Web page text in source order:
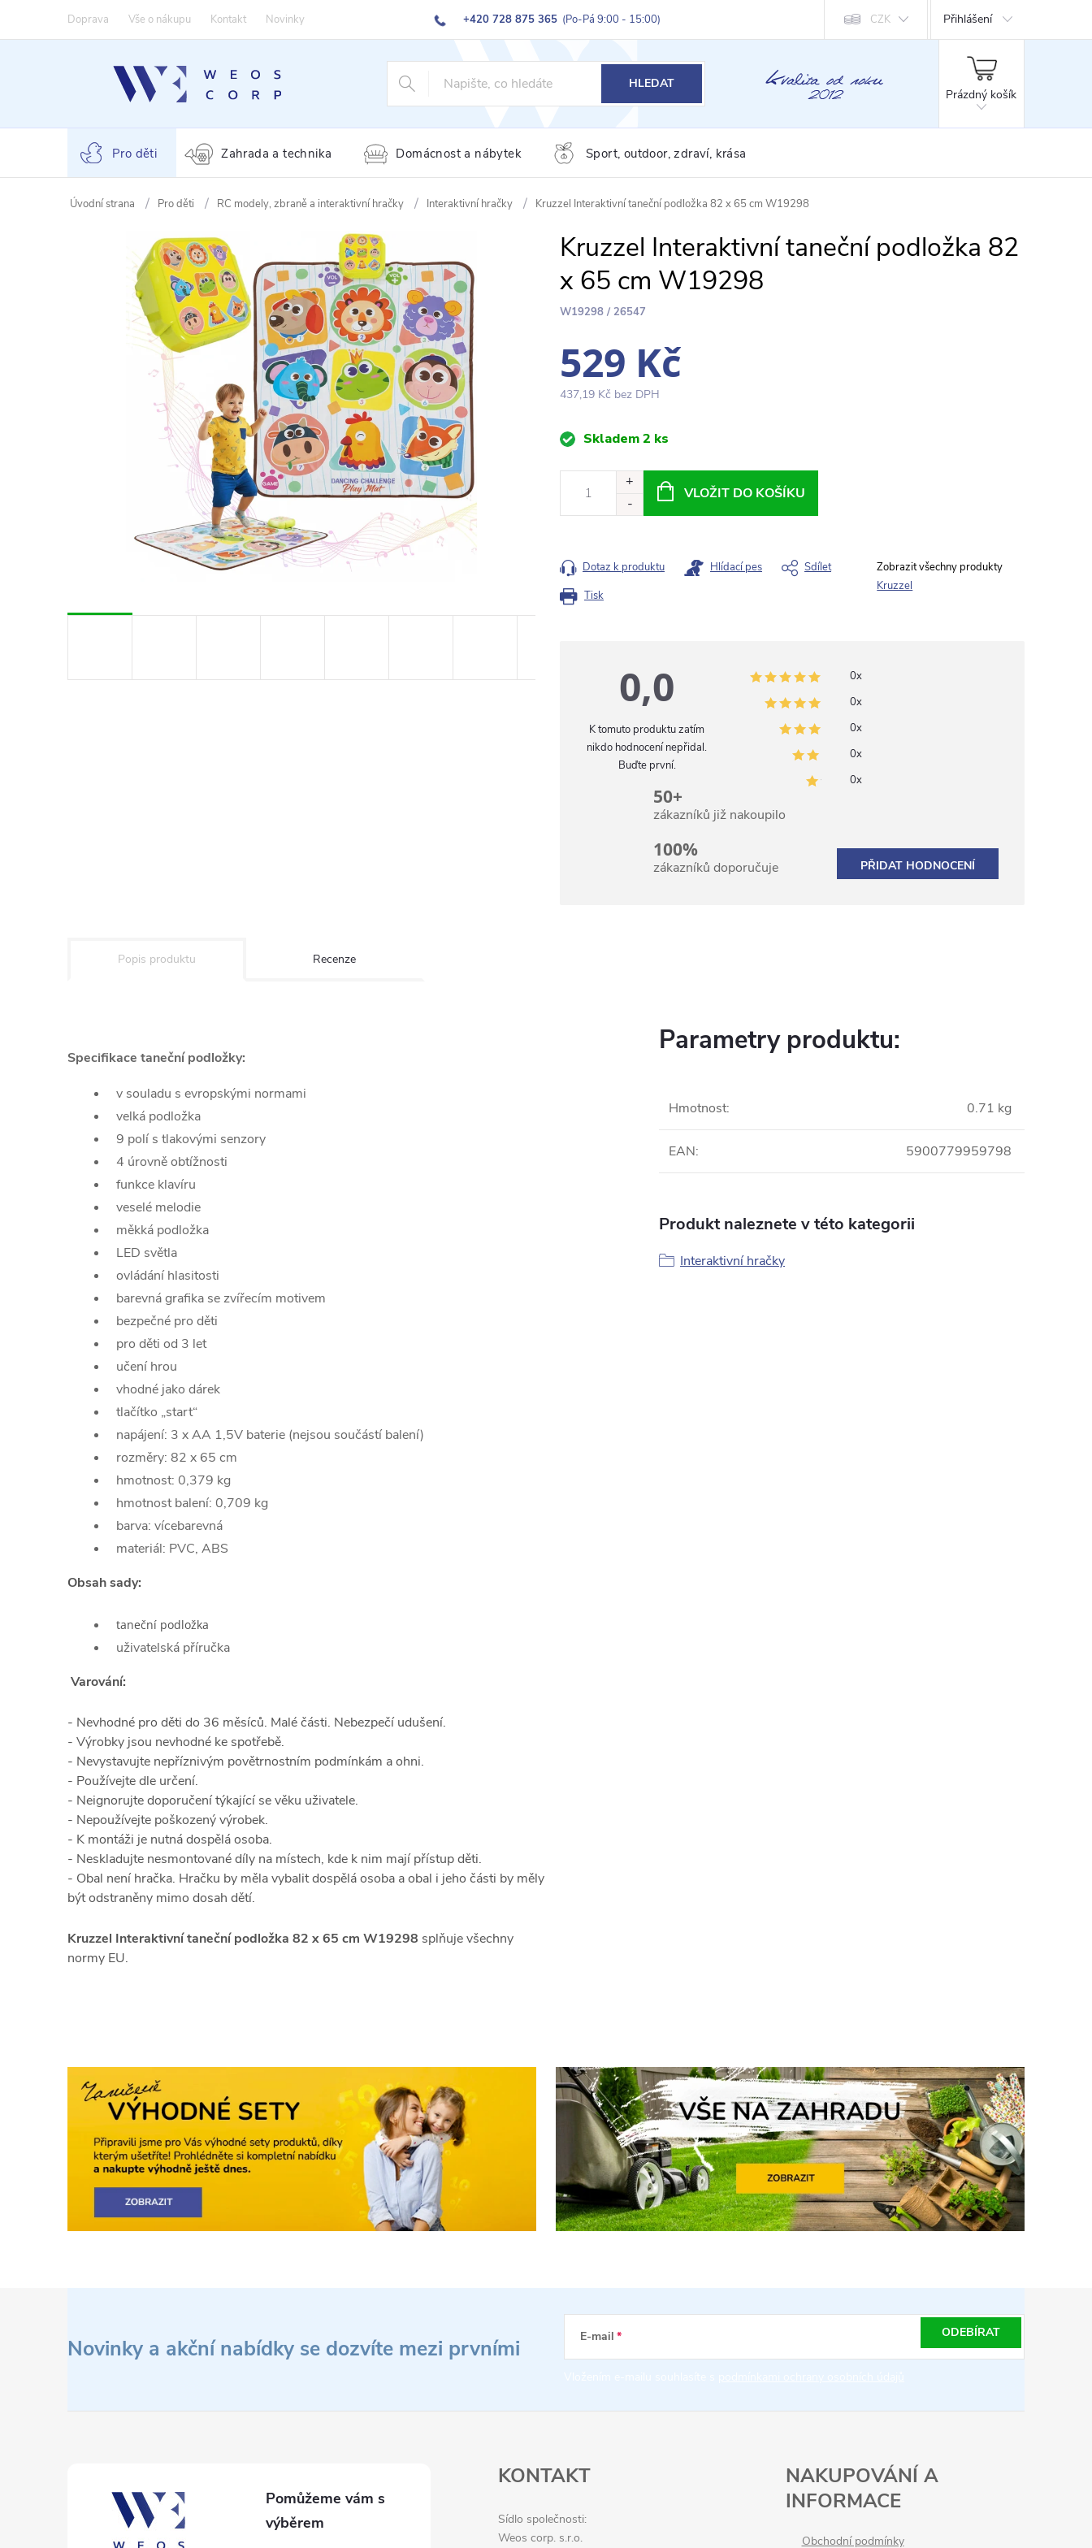
+420 728 875 365 (Po-Pá 9:00 - 15:00)
Doprava Vše o nákupu Kontakt Novinky CZK Přihlášení
HLEDAT
NÁKUPNÍ
Prázdný košík
Pro děti Zahrada a technika Domácnost a nábytek Sport, outdoor, zdraví, krása
Pro děti RC modely, zbraně a interaktivní hračky Interaktivní hračky Kruzzel Interaktivní taneční podložka 82 x 65 cm W19298
Kruzzel Interaktivní taneční podložka 82
x 65 cm W19298
W19298 / 26547
529 Kč
437,19 Kč bez DPH
MěrnáSkladem2 ks
VLOŽIT DO KOŠÍKU
Tisk
Dotaz k produktu Hlídací pes
Sdílet
Kruzzel
0,0
K tomuto produktu zatím
nikdo hodnocení nepřidal.
Buďte první.
0x
0x
0x
0x
0x
50+
zákazníků již nakoupilo
100%
zákazníků doporučuje PŘIDAT HODNOCENÍ
Popis produktu Recenze
Specifikace taneční podložky:
v souladu s evropskými normami
velká podložka
9 polí s tlakovými senzory
4 úrovně obtížnosti
funkce klavíru
veselé melodie
měkká podložka
LED světla
ovládání hlasitosti
barevná grafika se zvířecím motivem
bezpečné pro děti
pro děti od 3 let
učení hrou
vhodné jako dárek
tlačítko „start“
napájení: 3 x AA 1,5V baterie (nejsou součástí balení)
rozměry: 82 x 65 cm
hmotnost: 0,379 kg
hmotnost balení: 0,709 kg
barva: vícebarevná
materiál: PVC, ABS
Obsah sady:
taneční podložka
uživatelská příručka
Varování:
- Nevhodné pro děti do 36 měsíců. Malé části. Nebezpečí udušení.
- Výrobky jsou nevhodné ke spotřebě.
- Nevystavujte nepříznivým povětrnostním podmínkám a ohni.
- Používejte dle určení.
- Neignorujte doporučení týkající se věku uživatele.
- Nepoužívejte poškozený výrobek.
- K montáži je nutná dospělá osoba.
- Neskladujte nesmontované díly na místech, kde k nim mají přístup děti.
- Obal není hračka. Hračku by měla vybalit dospělá osoba a obal i jeho části by měly
být odstraněny mimo dosah dětí.
Kruzzel Interaktivní taneční podložka 82 x 65 cm W19298 splňuje všechny
normy EU.
Parametry produktu:
Hmotnost: 0.71 kg
EAN: 5900779959798
Produkt naleznete v této kategorii
Interaktivní hračky
Novinky a akční nabídky se dozvíte mezi prvními E-mail ODEBÍRAT
KONTAKT
Sídlo společnosti:
Weos corp. s.r.o.
NAKUPOVÁNÍ A
INFORMACE
Obchodní podmínky